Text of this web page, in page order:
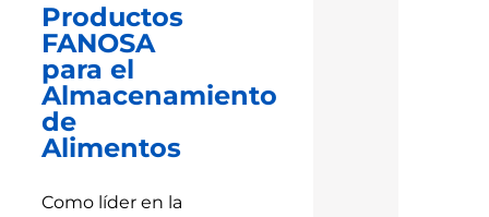
Productos
FANOSA
para el
Almacenamiento
de
Alimentos
Como líder en la